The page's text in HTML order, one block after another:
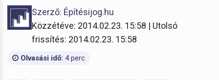
Szerző: Építésijog.hu
Közzétéve: 2014.02.23. 15:58 | Utolsó
frissítés: 2014.02.23. 15:58
Olvasási idő: 4 perc